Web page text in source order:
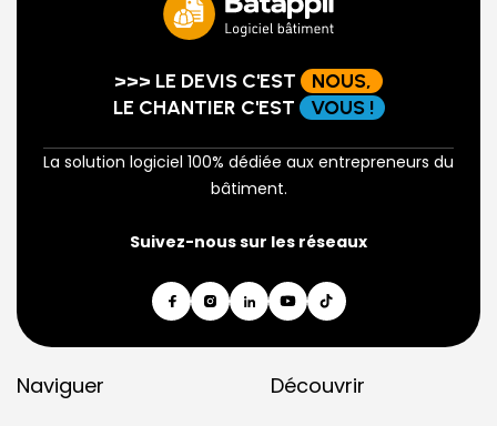
>>> LE DEVIS C'EST
NOUS,
LE CHANTIER C'EST
VOUS !
La solution logiciel 100% dédiée aux entrepreneurs du
bâtiment.
Suivez-nous sur les réseaux
Naviguer Découvrir